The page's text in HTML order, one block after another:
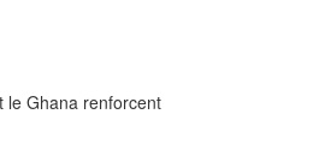
le Ghana renforcent